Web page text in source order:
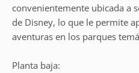
convenientemente ubicada a
de Disney, lo que le permite
aventuras en los parques
Planta baja: